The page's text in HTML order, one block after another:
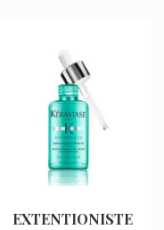
EXTENTIONISTE